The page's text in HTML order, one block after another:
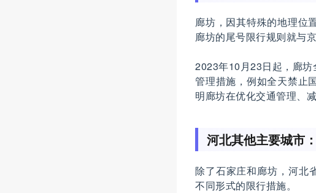
廊坊，因其特殊的地理位
廊坊的尾号限行规则就与
2023年10月23日起，廊
管理措施，例如全天禁止
明廊坊在优化交通管理、
河北其他主要城市
除了石家庄和廊坊，河北
不同形式的限行措施。